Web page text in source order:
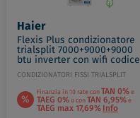
Haier
Flexis Plus condizionatore
trialsplit 7000+9000+9000
btu inverter con wifi codice
prod: AS20(25)(25)S2SF1FA
3U55S2SR3F
CONDIZIONATORI FISSI TRIALSPLIT
% Finanzia in 10 rate conTAN 0%e
TAEG 0%o conTAN 6,95%e
TAEG max 17,69%Info